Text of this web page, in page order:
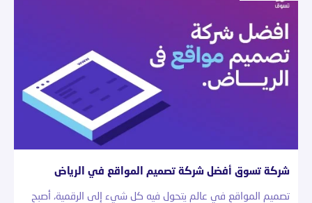
شركة تسوق أفضل شركة تصميم المواقع في الرياض
تصميم المواقع في عالم يتحول فيه كل شيء إلى الرقمية، أصبح